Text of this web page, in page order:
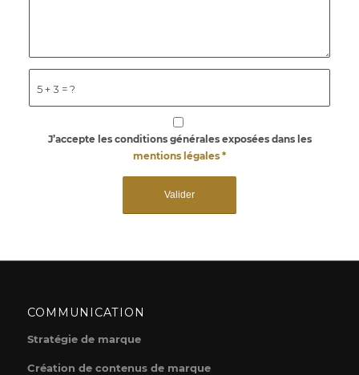
5 + 3 = ?
J’accepte les conditions générales exposées dans les
mentions légales *
COMMUNICATION
Stratégie de marque
Création de contenus de marque